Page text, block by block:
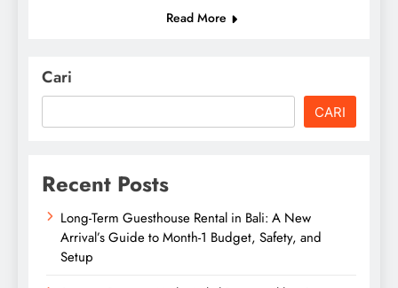
Read More
Cari
CARI
Recent Posts
Long-Term Guesthouse Rental in Bali: A New
Arrival’s Guide to Month-1 Budget, Safety, and
Setup